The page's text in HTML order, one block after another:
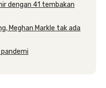
dengan 41 tembakan
Meghan Markle tak ada